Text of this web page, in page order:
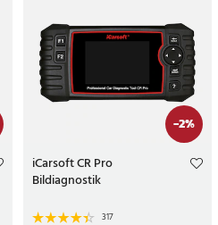
-2%
iCarsoft CR Pro
Bildiagnostik
317